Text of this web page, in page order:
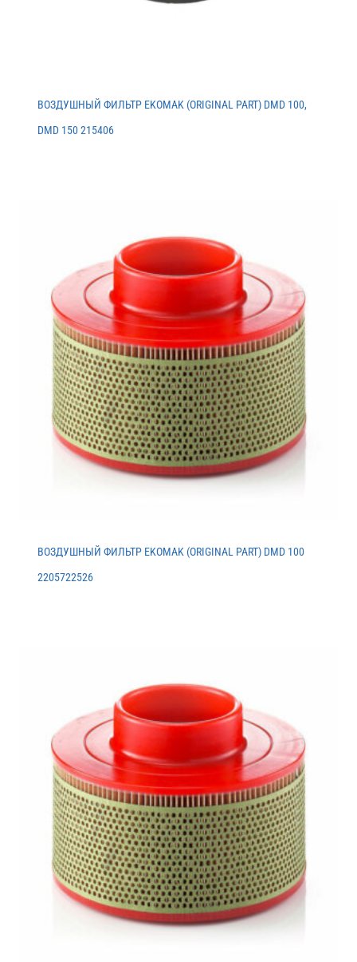
ВОЗДУШНЫЙ ФИЛЬТР EKOMAK (ORIGINAL PART) DMD 100,
DMD 150 215406
ВОЗДУШНЫЙ ФИЛЬТР EKOMAK (ORIGINAL PART) DMD 100
2205722526